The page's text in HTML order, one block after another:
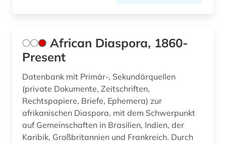
familie und sozialwesen (1)
familiäre gewalt (1)
feldforschung (1)
feminimus (1)
feminismus (23)
African Diaspora, 1860-
Present
Datenbank mit Primär-, Sekundärquellen
(private Dokumente, Zeitschriften,
Rechtspapiere, Briefe, Ephemera) zur
afrikanischen Diaspora, mit dem Schwerpunkt
auf Gemeinschaften in Brasilien, Indien, der
Karibik, Großbritannien und Frankreich. Durch